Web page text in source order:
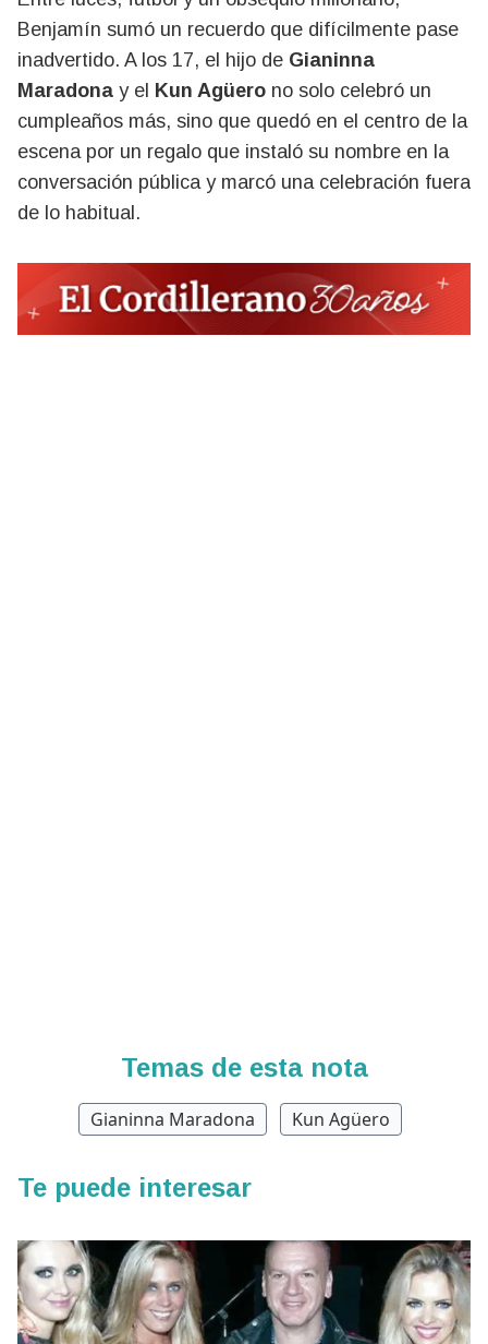
Benjamín sumó un recuerdo que difícilmente pase
inadvertido. A los 17, el hijo de Gianinna
Maradona y el Kun Agüero no solo celebró un
cumpleaños más, sino que quedó en el centro de la
escena por un regalo que instaló su nombre en la
conversación pública y marcó una celebración fuera
de lo habitual.
Temas de esta nota
Gianinna Maradona Kun Agüero
Te puede interesar